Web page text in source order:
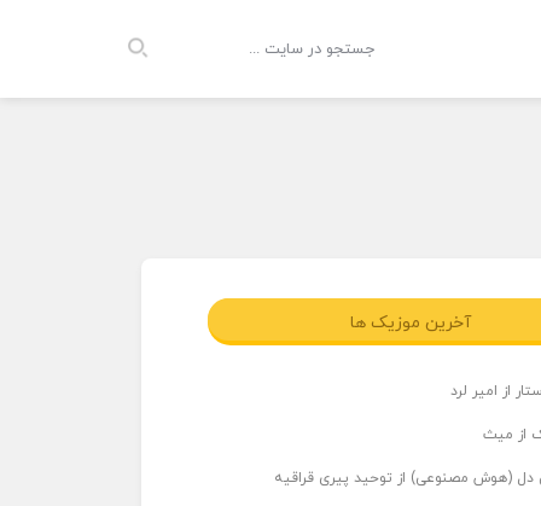
آخرین موزیک ها
از امیر لرد
از میث
دل (هوش مصنوعی) از توحید پیری قراقیه